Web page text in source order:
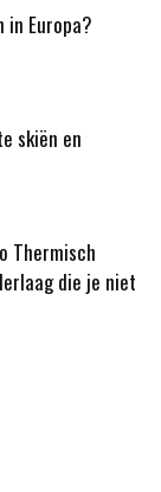
in Europa?
skiën en
Thermisch
die je niet